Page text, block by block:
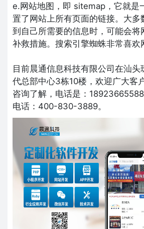
e.网站地图，即 sitemap，它就是
置了网站上所有页面的链接。大多
到自己所需要的信息时，可能会将
补救措施。搜索引擎蜘蛛非常喜欢
目前晨通信息科技有限公司在汕
代总部中心3栋10楼，欢迎广大客
咨询了解，电话是：
电话：400-830-3889。